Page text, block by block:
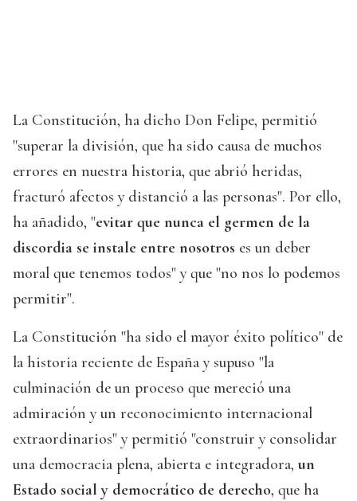
La Constitución, ha dicho Don Felipe, permitió
"superar la división, que ha sido causa de muchos
errores en nuestra historia, que abrió heridas,
fracturó afectos y distanció a las personas". Por ello,
ha añadido, "evitar que nunca el germen de la
discordia se instale entre nosotros es un deber
moral que tenemos todos" y que "no nos lo podemos
permitir".
La Constitución "ha sido el mayor éxito político" de
la historia reciente de España y supuso "la
culminación de un proceso que mereció una
admiración y un reconocimiento internacional
extraordinarios" y permitió "construir y consolidar
una democracia plena, abierta e integradora, un
Estado social y democrático de derecho, que ha